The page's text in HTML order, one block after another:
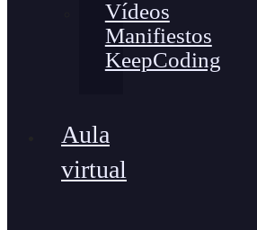
Vídeos
Manifiestos
KeepCoding
Aula
virtual